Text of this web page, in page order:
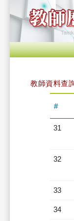
教師資料查
#
31
32
33
34